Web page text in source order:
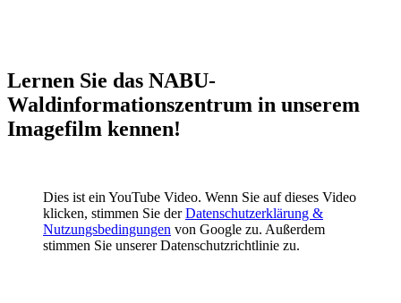
Lernen Sie das NABU-
Waldinformationszentrum in unserem
Imagefilm kennen!
Dies ist ein YouTube Video. Wenn Sie auf dieses Video
klicken, stimmen Sie derDatenschutzerklärung &
Nutzungsbedingungen von Google zu. Außerdem
stimmen Sie unserer Datenschutzrichtlinie zu.